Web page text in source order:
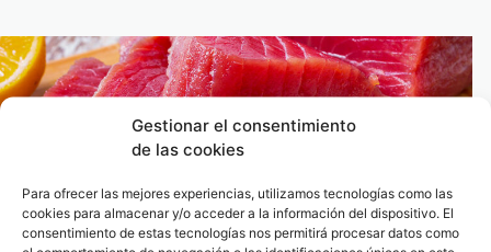
Gestionar el consentimiento
de las cookies
Para ofrecer las mejores experiencias, utilizamos tecnologías como las
cookies para almacenar y/o acceder a la información del dispositivo. El
consentimiento de estas tecnologías nos permitirá procesar datos como